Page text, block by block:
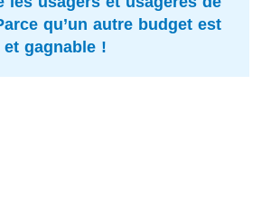
qu’un autre budget est
gagnable !